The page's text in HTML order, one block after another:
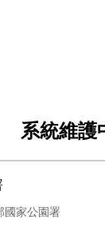
系統維護
國家公園署